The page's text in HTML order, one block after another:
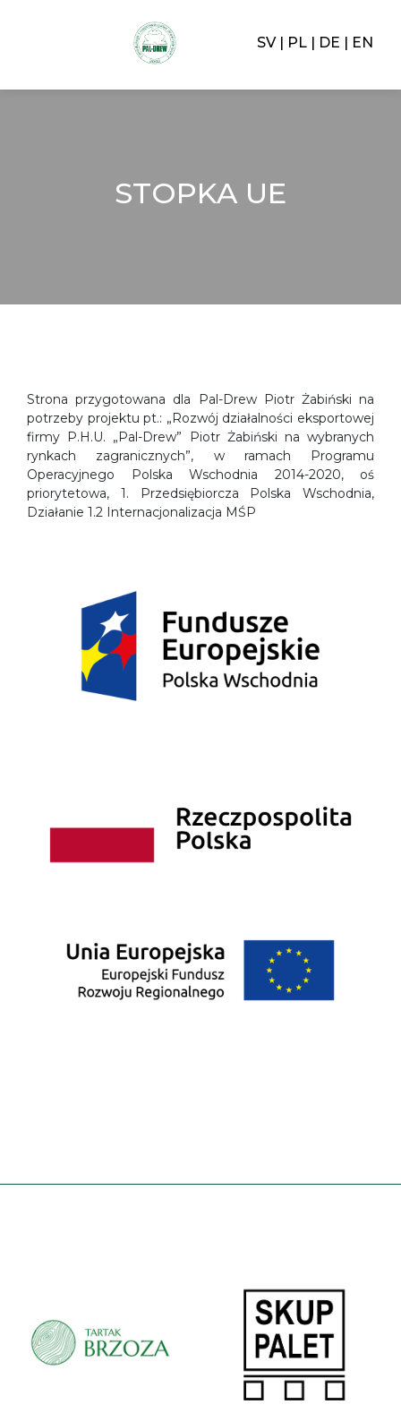
SV PL DE EN
STOPKA UE
Strona przygotowana dla Pal-Drew Piotr Żabiński na
potrzeby projektu pt.: „Rozwój działalności eksportowej
firmy P.H.U. „Pal-Drew” Piotr Żabiński na wybranych
rynkach zagranicznych”, w ramach Programu
Operacyjnego Polska Wschodnia 2014-2020, oś
priorytetowa, 1. Przedsiębiorcza Polska Wschodnia,
Działanie 1.2 Internacjonalizacja MŚP